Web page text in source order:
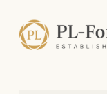
indhold